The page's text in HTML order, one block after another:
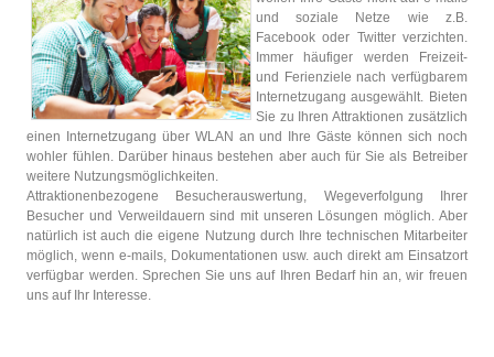
und soziale Netze wie z.B.
Facebook oder Twitter verzichten.
Immer häufiger werden Freizeit-
und Ferienziele nach verfügbarem
Internetzugang ausgewählt. Bieten
Sie zu Ihren Attraktionen zusätzlich
einen Internetzugang über WLAN an und Ihre Gäste können sich noch
wohler fühlen. Darüber hinaus bestehen aber auch für Sie als Betreiber
weitere Nutzungsmöglichkeiten.
Attraktionenbezogene Besucherauswertung, Wegeverfolgung Ihrer
Besucher und Verweildauern sind mit unseren Lösungen möglich. Aber
natürlich ist auch die eigene Nutzung durch Ihre technischen Mitarbeiter
möglich, wenn e-mails, Dokumentationen usw. auch direkt am Einsatzort
verfügbar werden. Sprechen Sie uns auf Ihren Bedarf hin an, wir freuen
uns auf Ihr Interesse.